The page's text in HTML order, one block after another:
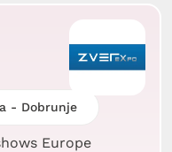
Europe
- Dobrunje